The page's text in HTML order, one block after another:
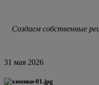
Создаем собственные
31 мая 2026